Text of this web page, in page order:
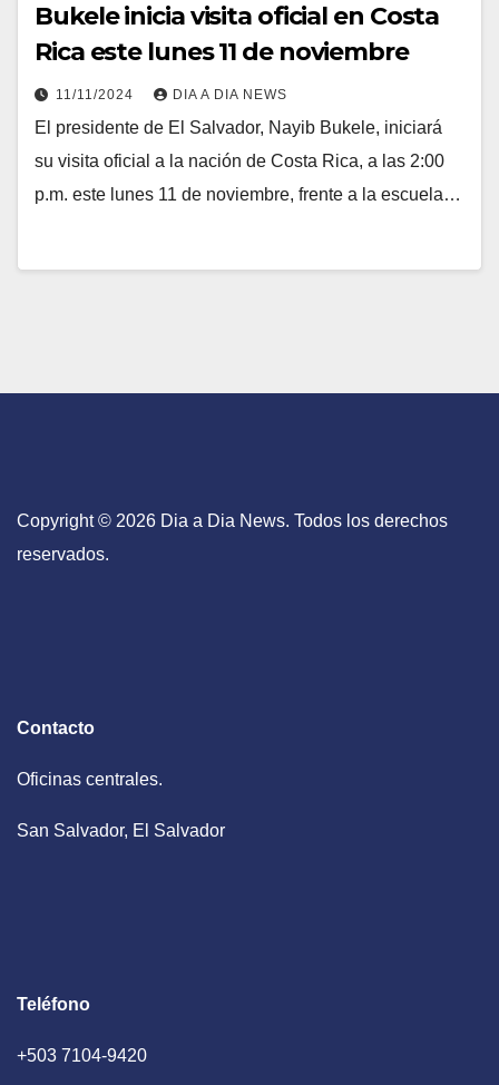
Bukele inicia visita oficial en Costa
Rica este lunes 11 de noviembre
11/11/2024 DIA A DIA NEWS
El presidente de El Salvador, Nayib Bukele, iniciará
su visita oficial a la nación de Costa Rica, a las 2:00
p.m. este lunes 11 de noviembre, frente a la escuela…
Copyright © 2026 Dia a Dia News. Todos los derechos
reservados.
Contacto
Oficinas centrales.
San Salvador, El Salvador
Teléfono
+503 7104-9420